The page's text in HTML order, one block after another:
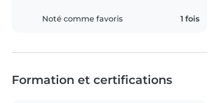
Noté comme favoris 1 fois
Formation et certifications